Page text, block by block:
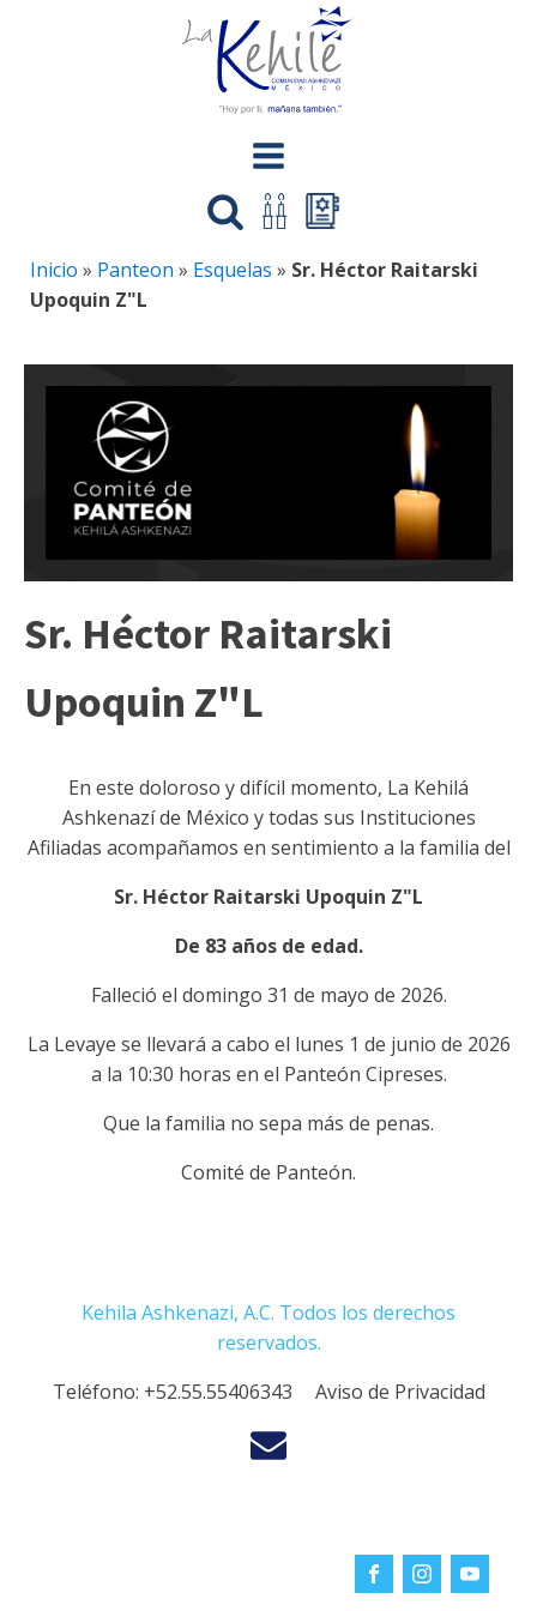
Inicio » Panteon » Esquelas » Sr. Héctor Raitarski
Upoquin Z"L
Sr. Héctor Raitarski
Upoquin Z"L
En este doloroso y difícil momento, La Kehilá
Ashkenazí de México y todas sus Instituciones
Afiliadas acompañamos en sentimiento a la familia del
Sr. Héctor Raitarski Upoquin Z"L
De 83 años de edad.
Falleció el domingo 31 de mayo de 2026.
La Levaye se llevará a cabo el lunes 1 de junio de 2026
a la 10:30 horas en el Panteón Cipreses.
Que la familia no sepa más de penas.
Comité de Panteón.
Kehila Ashkenazi, A.C. Todos los derechos
reservados.
Teléfono: +52.55.55406343 Aviso de Privacidad